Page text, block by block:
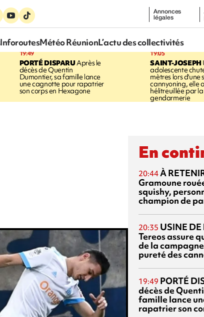
Annonces
légales
InforoutesMétéo RéunionL’actu des collectivités
19:49
PORTÉ DISPARUAprès le
décès de Quentin
Dumontier, sa famille lance
une cagnotte pour rapatrier
son corps en Hexagone
19:05
SAINT-JOSEPH
adolescente
mètres lors d'une
cannyoning, elle
hélitreuillée par la
gendarmerie
En
20:44À
Gramoune
squishy,
champion de
20:35 USINE DE
Tereos assure
de la
pureté des
19:49 PORTÉ
décès de
famille lance
rapatrier son